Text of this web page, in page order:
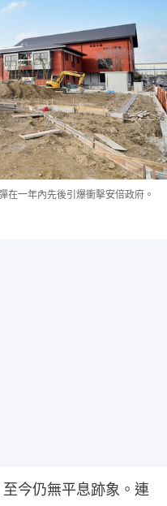
在一年內先後引爆衝擊安倍政府。
今仍無平息跡象。連